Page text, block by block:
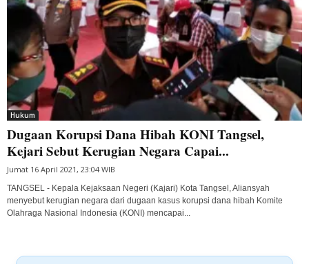
Hukum
Dugaan Korupsi Dana Hibah KONI Tangsel,
Kejari Sebut Kerugian Negara Capai...
Jumat 16 April 2021, 23:04 WIB
TANGSEL - Kepala Kejaksaan Negeri (Kajari) Kota Tangsel, Aliansyah
menyebut kerugian negara dari dugaan kasus korupsi dana hibah Komite
Olahraga Nasional Indonesia (KONI) mencapai...